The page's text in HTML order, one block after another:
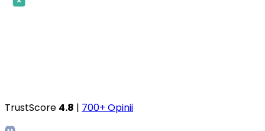
TrustScore 4.8 | 700+ Opinii